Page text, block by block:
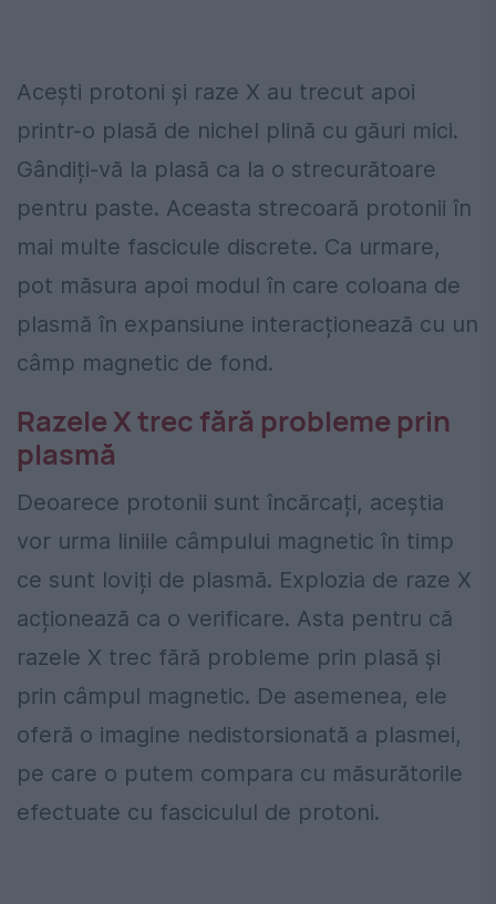
Acești protoni și raze X au trecut apoi
printr-o plasă de nichel plină cu găuri mici.
Gândiți-vă la plasă ca la o strecurătoare
pentru paste. Aceasta strecoară protonii în
mai multe fascicule discrete. Ca urmare,
pot măsura apoi modul în care coloana de
plasmă în expansiune interacționează cu un
câmp magnetic de fond.
Razele X trec fără probleme prin
plasmă
Deoarece protonii sunt încărcați, aceștia
vor urma liniile câmpului magnetic în timp
ce sunt loviți de plasmă. Explozia de raze X
acționează ca o verificare. Asta pentru că
razele X trec fără probleme prin plasă și
prin câmpul magnetic. De asemenea, ele
oferă o imagine nedistorsionată a plasmei,
pe care o putem compara cu măsurătorile
efectuate cu fasciculul de protoni.